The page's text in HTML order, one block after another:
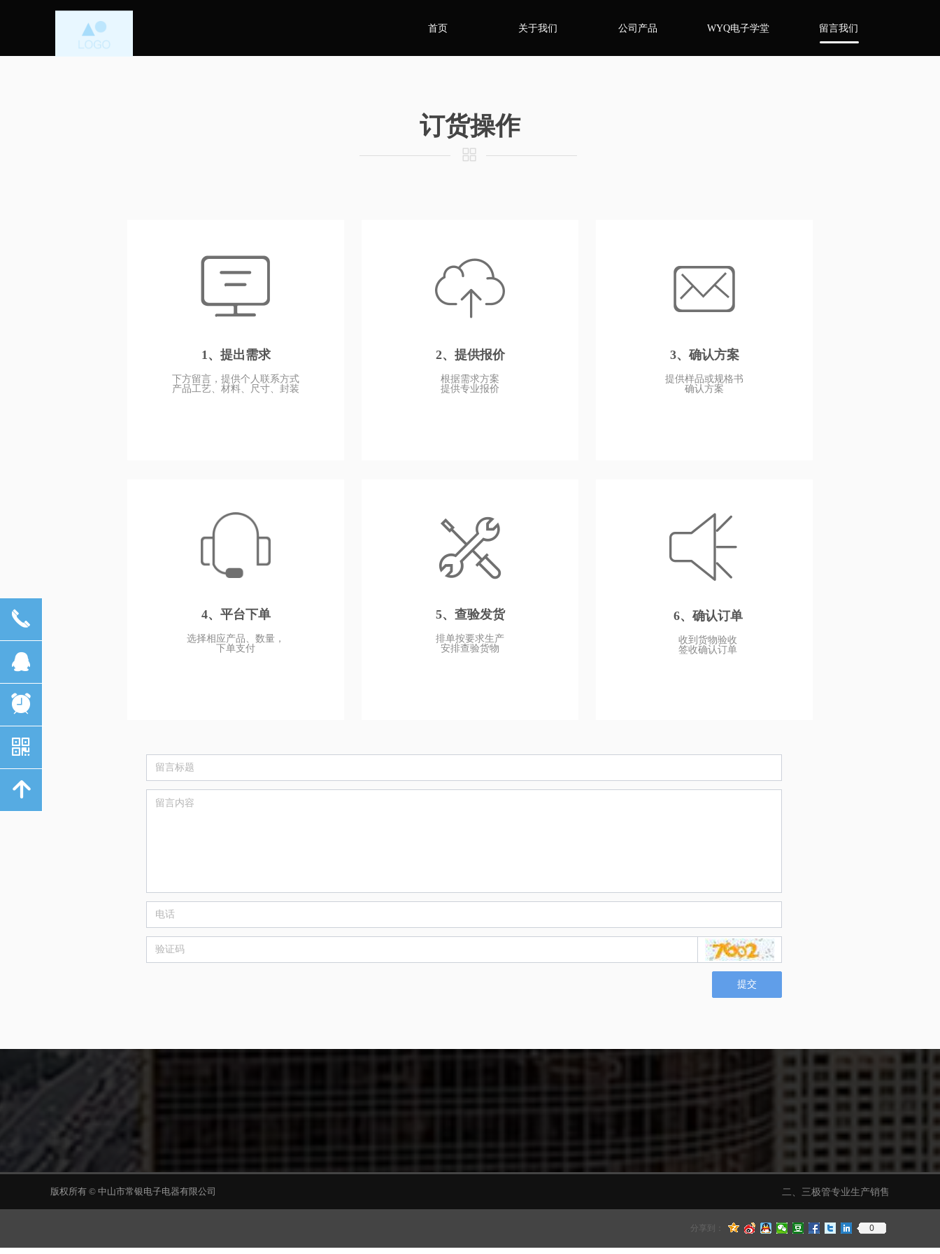
首页 关于我们 公司产品 WYQ电子学堂 留言我们
订货操作
1、提出需求
下方留言，提供个人联系方式
产品工艺、材料、尺寸、封装
3、确认方案
提供样品或规格书
确认方案
2、提供报价
根据需求方案
提供专业报价
4、平台下单
选择相应产品、数量，
下单支付
5、查验发货
排单按要求生产
安排查验货物
6、确认订单
收到货物验收
签收确认订单
提交
版权所有 © 中山市常银电子电器有限公司 二、三极管专业生产销售
分享到： 0
끅
뀩
뀥
낃
녕